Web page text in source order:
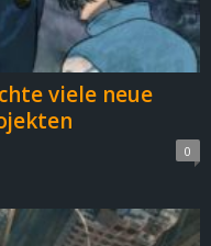
viele neue
0